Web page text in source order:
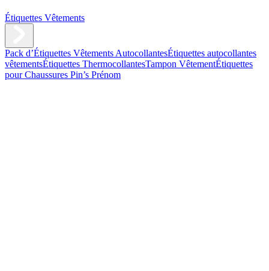
Étiquettes Vêtements
Pack d’Étiquettes Vêtements AutocollantesÉtiquettes autocollantes
vêtementsÉtiquettes ThermocollantesTampon VêtementÉtiquettes
pour Chaussures Pin’s Prénom